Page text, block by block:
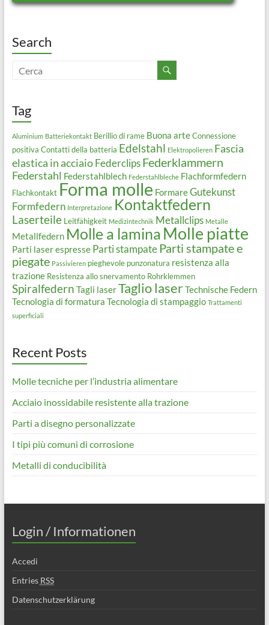
Search
Tag
Aluminium Batteriekontakt Berillio di rame Buona arte Connessione
positiva Contatti della batteria Edelstahl Elektropolieren Fascia
elastica in acciaio Federclips Federklammern
Federstahl Federstahlblech Federstahlbleche Flachformfedern
Flachkontakt Forma molle FormareGutekunst
Formfedern Interpretazione Kontaktfedern
Laserteile Leitfähigkeit Medizintechnik Metallclips Metalle
Metallfedern Molle a lamina Molle piatte
Parti laser espresse Parti stampate Parti stampate e
piegate Passivieren pieghevole punzonatura resistenza alla
trazione Resistenza allo snervamento Rohrklemmen
Spiralfedern Tagli laserTaglio laserTechnische Federn
Tecnologia di formatura Tecnologia di stampaggio Trattamenti
superficiali
Recent Posts
Molle tecniche per l’industria alimentare
Acciaio inossidabile resistente alla trazione
Parti a disegno personalizzate
I tipi più comuni di corrosione
Metalli di conducibilità
Login / Informationen
Accedi
Entries RSS
Datenschutzerklärung